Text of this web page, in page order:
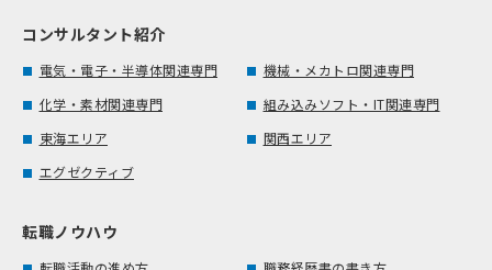
コンサルタント紹介
電気・電子・半導体関連専門
機械・メカトロ関連専門
化学・素材関連専門
組み込みソフト・IT関連専門
東海エリア
関西エリア
エグゼクティブ
転職ノウハウ